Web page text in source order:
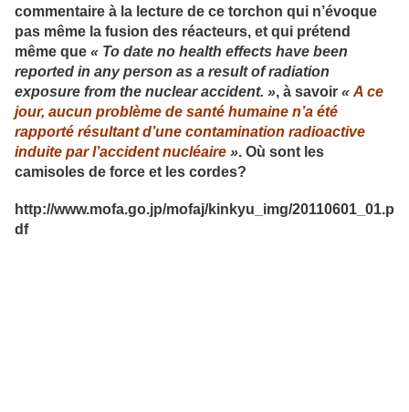
commentaire à la lecture de ce torchon qui n’évoque
pas même la fusion des réacteurs, et qui prétend
même que « To date no health effects have been
reported in any person as a result of radiation
exposure from the nuclear accident. », à savoir « A ce
jour, aucun problème de santé humaine n’a été
rapporté résultant d’une contamination radioactive
induite par l’accident nucléaire ». Où sont les
camisoles de force et les cordes?
http://www.mofa.go.jp/mofaj/kinkyu_img/20110601_01.p
df